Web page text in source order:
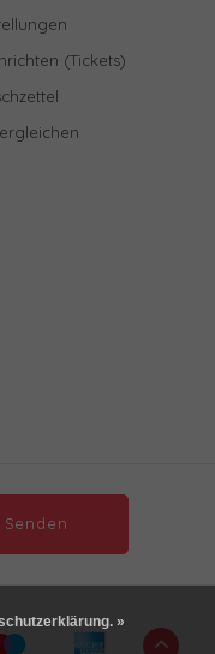
(Tickets)
Senden
»